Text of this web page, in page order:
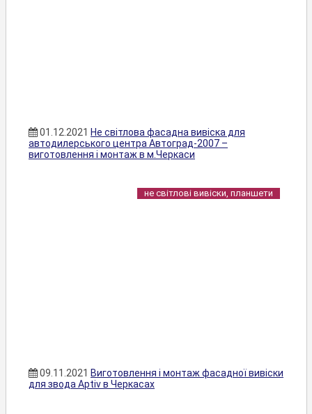
01.12.2021 Не світлова фасадна вивіска для
автодилерського центра Автоград-2007 –
виготовлення і монтаж в м.Черкаси
не світлові вивіски, планшети
09.11.2021 Виготовлення і монтаж фасадної вивіски
для звода Aptiv в Черкасах